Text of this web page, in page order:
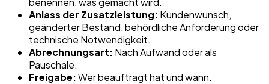
Anlass der Zusatzleistung: Kundenwunsch,
geänderter Bestand, behördliche Anforderung oder
technische Notwendigkeit.
Abrechnungsart: Nach Aufwand oder als
Pauschale.
Freigabe:Wer beauftragt hat und wann.